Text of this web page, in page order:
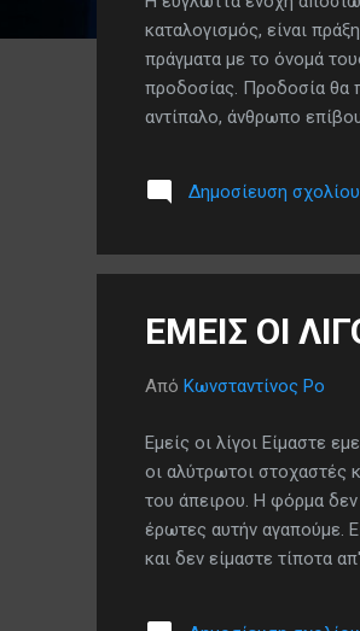
καταλογισμός, είναι
πράγματα με το όνομά
προδοσίας. Προδοσία θα
αντίπαλο, άνθρωπο
συνείδηση που με
πανανθρώπινα μέτρα ...
Δημοσίευση σχολίου
ΕΜΕΙΣ ΟΙ
Από Κωνσταντίνος Ρο
Εμείς οι λίγοι Είμαστε
οι αλύτρωτοι στοχαστές
του άπειρου. Η φόρμα δεν
έρωτες αυτήν αγαπούμε.
και δεν είμαστε τίποτα